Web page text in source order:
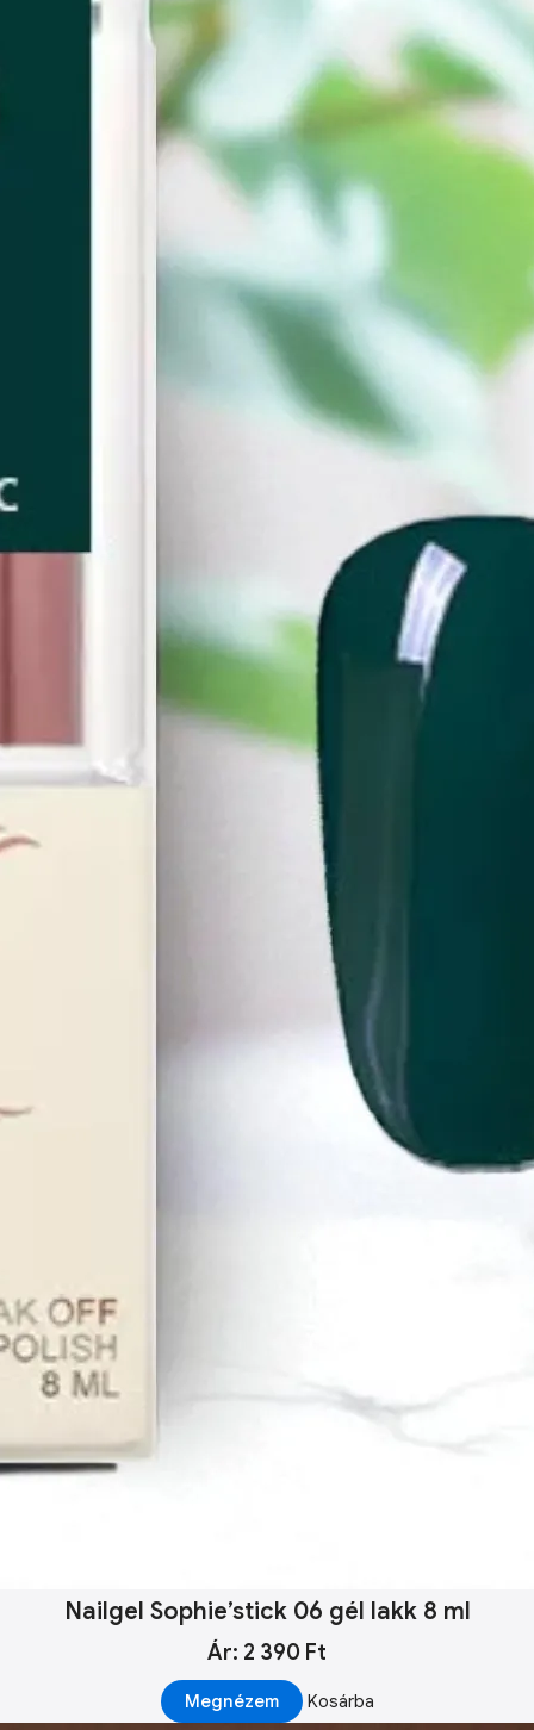
Nailgel Sophie’stick 06 gél lakk 8 ml
Ár: 2 390 Ft
Megnézem Kosárba